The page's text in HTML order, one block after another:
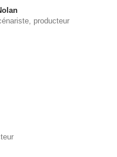
producteur